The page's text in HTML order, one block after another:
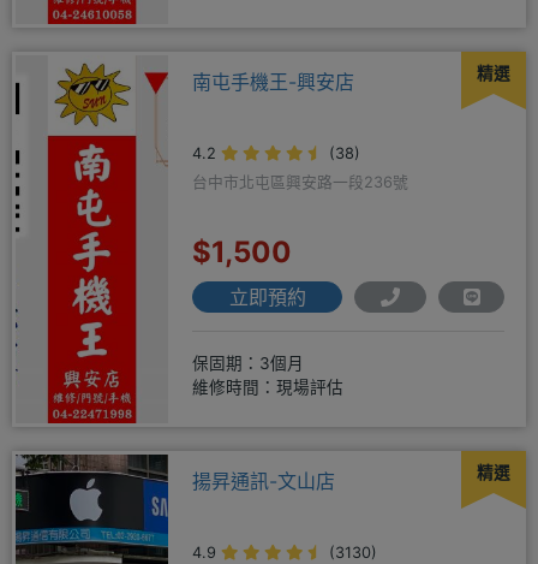
精選
南屯手機王-興安店
4.2
(38)
台中市北屯區興安路一段236號
$1,500
立即預約
保固期：3個月
維修時間：現場評估
精選
揚昇通訊-文山店
4.9
(3130)